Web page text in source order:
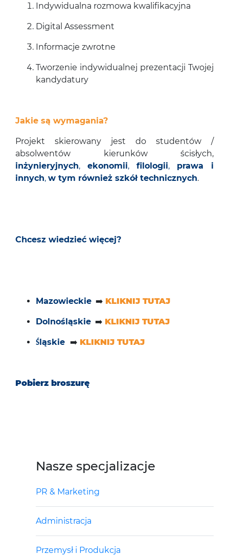
Indywidualna rozmowa kwalifikacyjna
Digital Assessment
Informacje zwrotne
Tworzenie indywidualnej prezentacji Twojej
kandydatury
Jakie są wymagania?
Projekt skierowany jest do studentów /
absolwentów kierunków ścisłych,
inżynieryjnych, ekonomii, filologii, prawa i
innych, w tym również szkół technicznych.
Chcesz wiedzieć więcej?
Mazowieckie ➡️ KLIKNIJ TUTAJ
Dolnośląskie ➡️ KLIKNIJ TUTAJ
Śląskie ➡️ KLIKNIJ TUTAJ
Pobierz broszurę
Nasze specjalizacje
PR & Marketing
Administracja
Przemysł i Produkcja